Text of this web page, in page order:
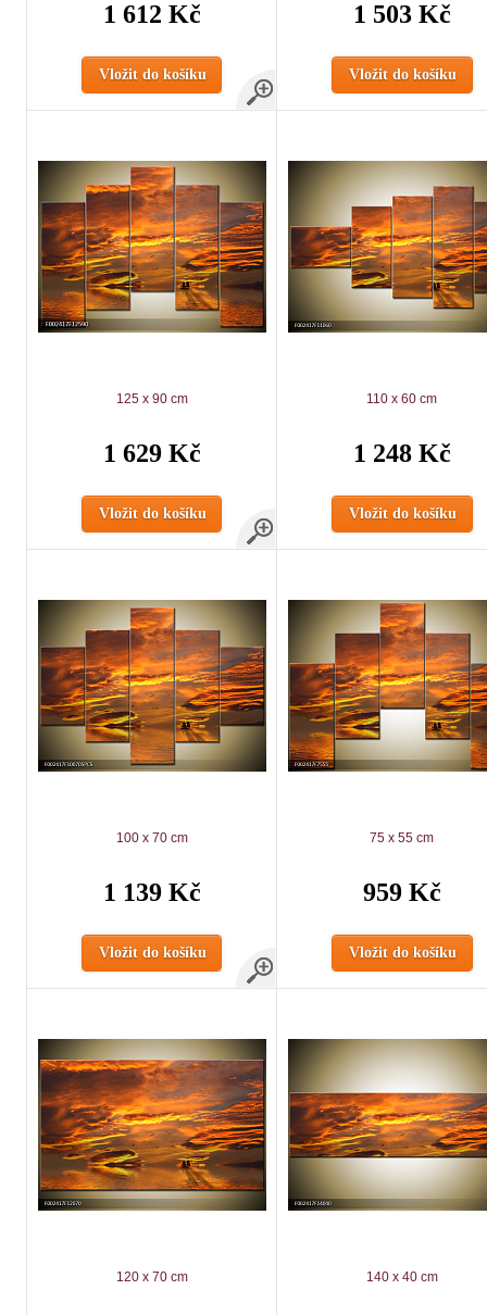
1 612 Kč
Vložit do košíku
1 503 Kč
Vložit do košíku
125 x 90 cm
1 629 Kč
Vložit do košíku
110 x 60 cm
1 248 Kč
Vložit do košíku
100 x 70 cm
1 139 Kč
Vložit do košíku
75 x 55 cm
959 Kč
Vložit do košíku
120 x 70 cm 140 x 40 cm